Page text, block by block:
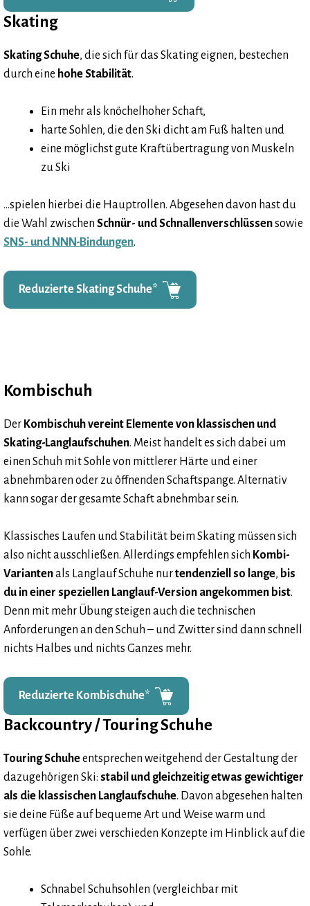
Skating
Skating Schuhe, die sich für das Skating eignen, bestechen
durch eine hohe Stabilität.
Ein mehr als knöchelhoher Schaft,
harte Sohlen, die den Ski dicht am Fuß halten und
eine möglichst gute Kraftübertragung von Muskeln
zu Ski
…spielen hierbei die Hauptrollen. Abgesehen davon hast du
die Wahl zwischen Schnür- und Schnallenverschlüssensowie
SNS- und NNN-Bindungen.
Reduzierte Skating Schuhe*
Kombischuh
Der Kombischuh vereint Elemente von klassischen und
Skating-Langlaufschuhen. Meist handelt es sich dabei um
einen Schuh mit Sohle von mittlerer Härte und einer
abnehmbaren oder zu öffnenden Schaftspange. Alternativ
kann sogar der gesamte Schaft abnehmbar sein.
Klassisches Laufen und Stabilität beim Skating müssen sich
also nicht ausschließen. Allerdings empfehlen sich Kombi-
Variantenals Langlauf Schuhe nurtendenziell so lange, bis
du in einer speziellen Langlauf-Version angekommen bist.
Denn mit mehr Übung steigen auch die technischen
Anforderungen an den Schuh – und Zwitter sind dann schnell
nichts Halbes und nichts Ganzes mehr.
Reduzierte Kombischuhe*
Backcountry / Touring Schuhe
Touring Schuheentsprechen weitgehend der Gestaltung der
dazugehörigen Ski: stabil und gleichzeitig etwas gewichtiger
als die klassischen Langlaufschuhe. Davon abgesehen halten
sie deine Füße auf bequeme Art und Weise warm und
verfügen über zwei verschieden Konzepte im Hinblick auf die
Sohle.
Schnabel Schuhsohlen (vergleichbar mit